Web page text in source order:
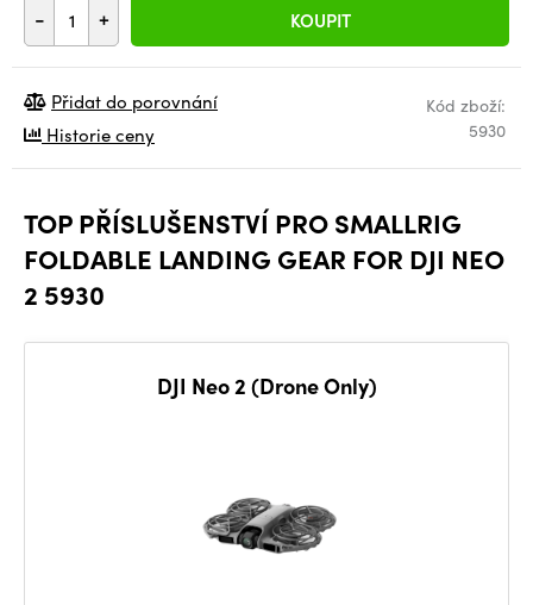
- + KOUPIT
Kód zboží:
5930
Přidat do porovnání
Historie ceny
TOP PŘÍSLUŠENSTVÍ PRO SMALLRIG
FOLDABLE LANDING GEAR FOR DJI NEO
2 5930
DJI Neo 2 (Drone Only)